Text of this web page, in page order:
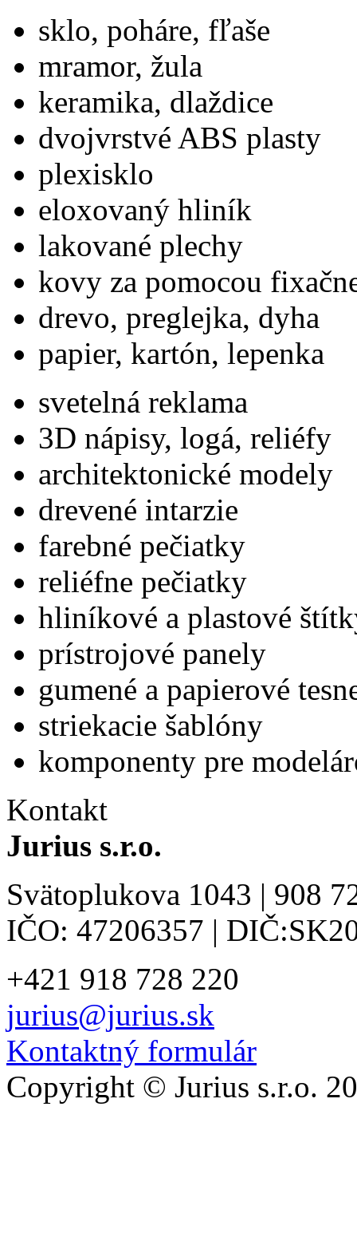
sklo, poháre, fľaše
mramor, žula
keramika, dlaždice
dvojvrstvé ABS plasty
plexisklo
eloxovaný hliník
lakované plechy
kovy za pomocou
drevo, preglejka, dyha
papier, kartón, lepenka
svetelná reklama
3D nápisy, logá, reliéfy
architektonické modely
drevené intarzie
farebné pečiatky
reliéfne pečiatky
hliníkové a plastové
prístrojové panely
gumené a papierové
striekacie šablóny
komponenty pre
Kontakt
Jurius s.r.o.
Svätoplukova 1043 | 908
IČO: 47206357 |
+421 918 728 220
jurius@jurius.sk
Kontaktný formulár
Copyright © Jurius s.r.o.